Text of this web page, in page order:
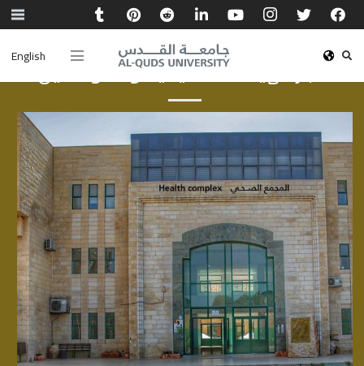
Englishأخبار الهيئة الأكاديمية والموظفين